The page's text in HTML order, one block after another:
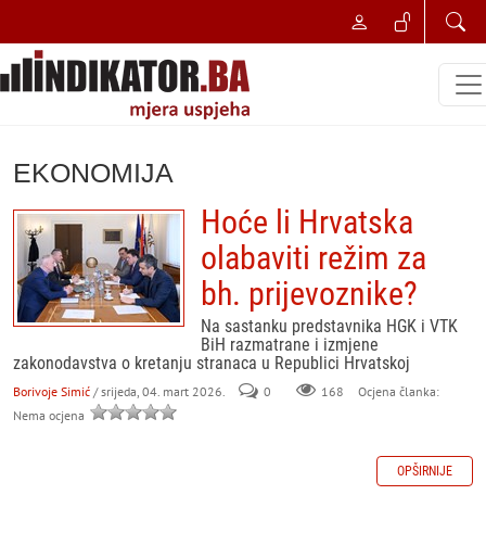
EKONOMIJA
Hoće li Hrvatska
olabaviti režim za
bh. prijevoznike?
Na sastanku predstavnika HGK i VTK
BiH razmatrane i izmjene
zakonodavstva o kretanju stranaca u Republici Hrvatskoj
Borivoje Simić / srijeda, 04. mart 2026. 0 168
Ocjena članka:
Nema ocjena
OPŠIRNIJE